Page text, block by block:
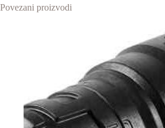
Povezani proizvodi